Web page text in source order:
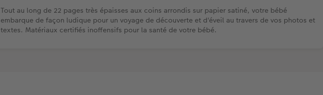
Tout au long de 22 pages très épaisses aux coins arrondis sur papier satiné, votre bébé
embarque de façon ludique pour un voyage de découverte et d'éveil au travers de vos photos et
textes. Matériaux certifiés inoffensifs pour la santé de votre bébé.